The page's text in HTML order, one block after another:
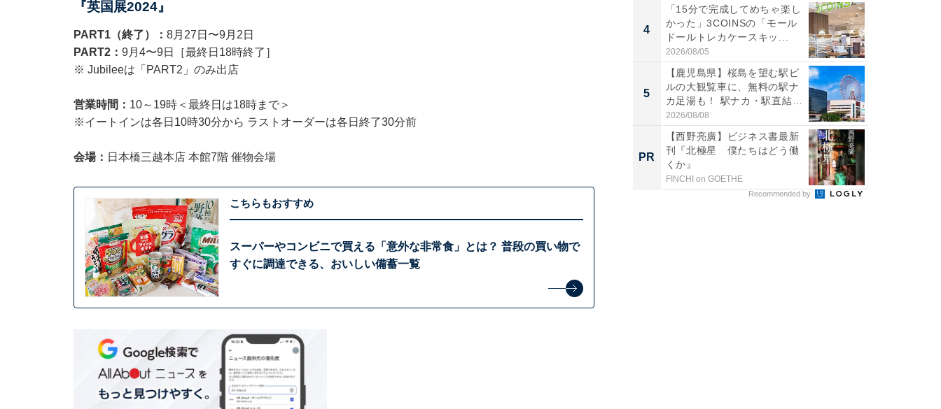
『英国展2024』
PART1（終了）： 8月27日〜9月2日
PART2： 9月4〜9日［最終日18時終了］
※ Jubileeは「PART2」のみ出店
営業時間： 10～19時＜最終日は18時まで＞
※イートインは各日10時30分から ラストオーダーは各日終了30分前
会場： 日本橋三越本店 本館7階 催物会場
こちらもおすすめ
スーパーやコンビニで買える「意外な非常食」とは？ 普段の買い物で
すぐに調達できる、おいしい備蓄一覧
4
「15分で完成してめちゃ楽し
かった」3COINSの「モール
ドールトレカケースキッ...
2026/08/05
5
【鹿児島県】桜島を望む駅ビ
ルの大観覧車に、無料の駅ナ
カ足湯も！ 駅ナカ・駅直結
ス...
2026/08/08
PR
【西野亮廣】ビジネス書最新
刊『北極星 僕たちはどう働
くか』
FINCHI on GOETHE
Recommended by